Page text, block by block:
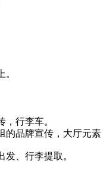
行李车。
的品牌宣传，大厅元素
、行李提取。